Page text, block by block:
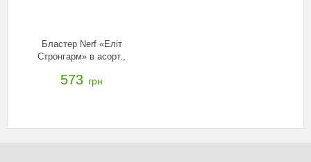
Бластер Nerf «Еліт
Стронгарм» в асорт.,
573 грн